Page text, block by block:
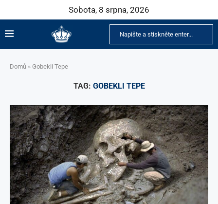
Sobota, 8 srpna, 2026
Domů » Gobekli Tepe
TAG: GOBEKLI TEPE